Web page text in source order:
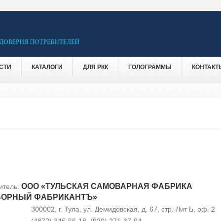
КАТАЛОГИ ДЛЯ РКК ГОЛОГРАММЫ
ООО «ТУЛЬСКАЯ САМОВАРНАЯ ФАБРИКА
ФАБРИКАНТЪ»
300002, г. Тула, ул. Демидовская, д. 67, стр. Лит Б, оф. 2